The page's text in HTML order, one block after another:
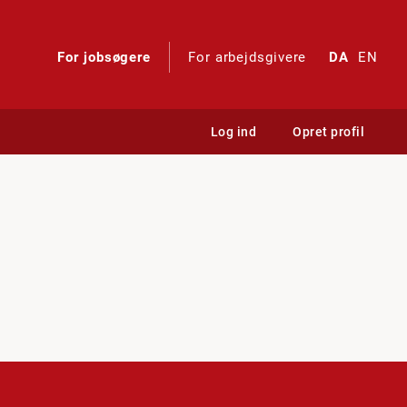
For jobsøgere For arbejdsgivere DA EN
Log ind Opret profil